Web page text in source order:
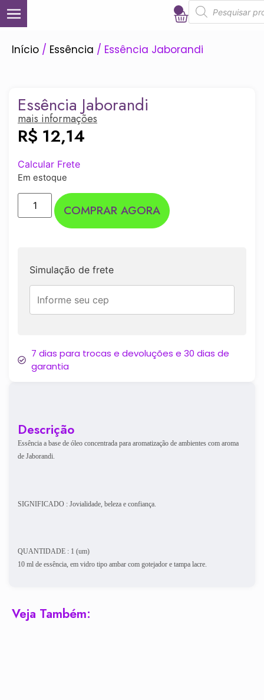
Início / Essência / Essência Jaborandi
Descrição
Essência a base de óleo concentrada para aromatização de ambientes com aroma
de Jaborandi.
SIGNIFICADO : Jovialidade, beleza e confiança.
QUANTIDADE : 1 (um)
10 ml de essência, em vidro tipo ambar com gotejador e tampa lacre.
Essência Jaborandi
mais informações
R$ 12,14
Calcular Frete
Em estoque
COMPRAR AGORA
Simulação de frete
7 dias para trocas e devoluções e 30 dias de
garantia
Veja Também: